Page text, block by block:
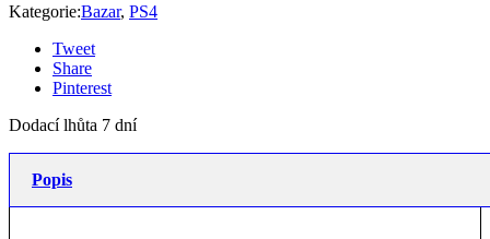
Kategorie:Bazar, PS4
Tweet
Share
Pinterest
Dodací lhůta 7 dní
Popis